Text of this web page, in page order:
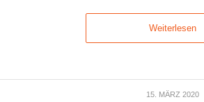
Weiterlesen
15. MÄRZ 2020